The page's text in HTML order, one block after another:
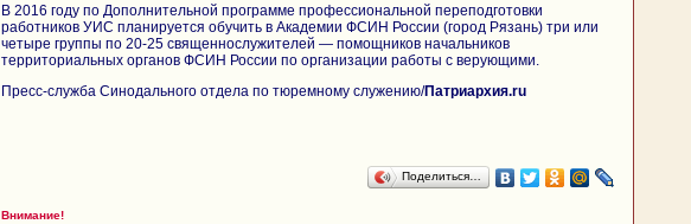
В 2016 году по Дополнительной программе профессиональной переподготовки
работников УИС планируется обучить в Академии ФСИН России (город Рязань) три или
четыре группы по 20-25 священнослужителей — помощников начальников
территориальных органов ФСИН России по организации работы с верующими.
Пресс-служба Синодального отдела по тюремному служению/Патриархия.ru
Поделиться…
Внимание!